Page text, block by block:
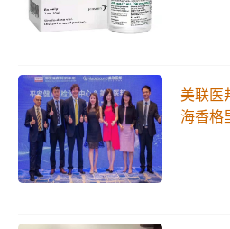
美联医
海香格